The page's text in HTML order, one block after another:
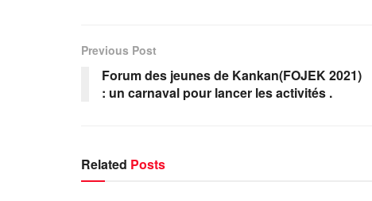
Previous Post
Forum des jeunes de Kankan(FOJEK 2021)
: un carnaval pour lancer les activités .
Related Posts